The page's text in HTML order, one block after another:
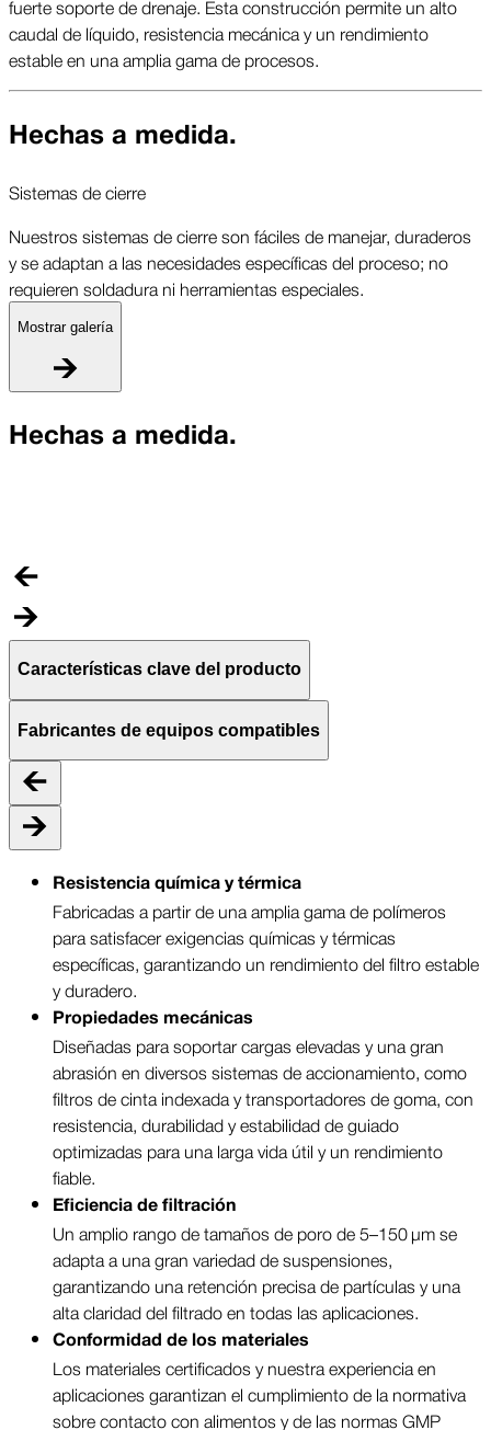
fuerte soporte de drenaje. Esta construcción permite un alto
caudal de líquido, resistencia mecánica y un rendimiento
estable en una amplia gama de procesos.
Hechas a medida.
Sistemas de cierre
Nuestros sistemas de cierre son fáciles de manejar, duraderos
y se adaptan a las necesidades específicas del proceso; no
requieren soldadura ni herramientas especiales.
Mostrar galería
Hechas a medida.
Características clave del producto
Fabricantes de equipos compatibles
Resistencia química y térmica
Fabricadas a partir de una amplia gama de polímeros
para satisfacer exigencias químicas y térmicas
específicas, garantizando un rendimiento del filtro estable
y duradero.
Propiedades mecánicas
Diseñadas para soportar cargas elevadas y una gran
abrasión en diversos sistemas de accionamiento, como
filtros de cinta indexada y transportadores de goma, con
resistencia, durabilidad y estabilidad de guiado
optimizadas para una larga vida útil y un rendimiento
fiable.
Eficiencia de filtración
Un amplio rango de tamaños de poro de 5–150 µm se
adapta a una gran variedad de suspensiones,
garantizando una retención precisa de partículas y una
alta claridad del filtrado en todas las aplicaciones.
Conformidad de los materiales
Los materiales certificados y nuestra experiencia en
aplicaciones garantizan el cumplimiento de la normativa
sobre contacto con alimentos y de las normas GMP